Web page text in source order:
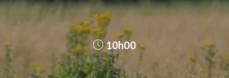
10h00